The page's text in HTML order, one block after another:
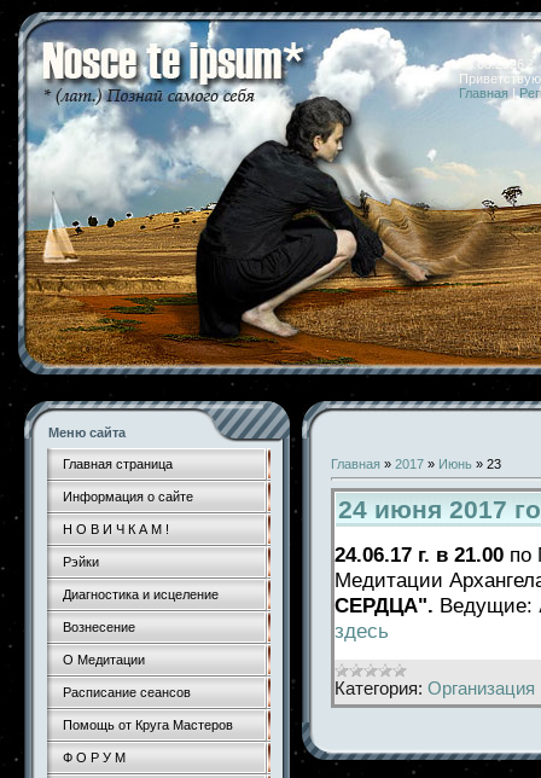
08.08.2026
Главная |
Меню сайта
Главная страница
Информация о сайте
Н О В И Ч К А М !
Рэйки
Диагностика и исцеление
Вознесение
О Медитации
Расписание сеансов
Помощь от Круга Мастеров
Ф О Р У М
Главная » 2017 » Июнь » 23
24 июня 2017
24.06.17 г. в 21.00 по
Медитации
СЕРДЦА". Ведущие:
здесь
Категория: